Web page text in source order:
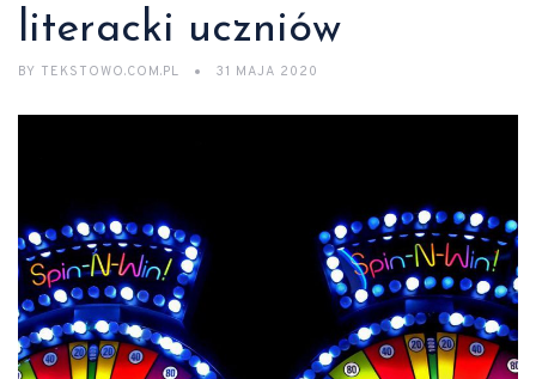
literacki uczniów
BY TEKSTOWO.COM.PL 31 MAJA 2020